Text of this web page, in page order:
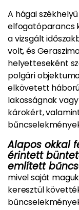
A hágai
elfogatóparancs
a vizsgált
volt, és
helyetteseként
polgári
elkövetett
lakosságnak
károkért,
Alapos okkal
érintett
említett
mivel saját
keresztül